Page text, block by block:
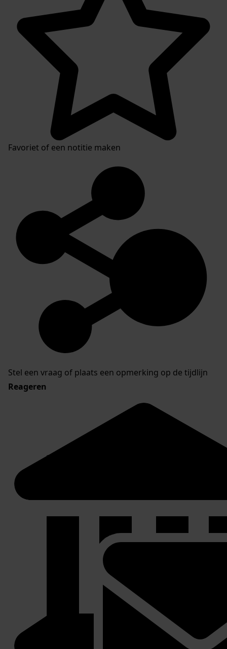
Favoriet of een notitie maken
Stel een vraag of plaats een opmerking op de tijdlijn
Reageren